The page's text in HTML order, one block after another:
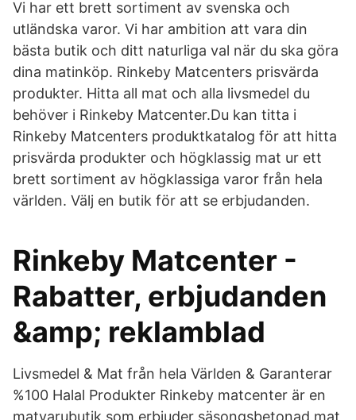
Vi har ett brett sortiment av svenska och
utländska varor. Vi har ambition att vara din
bästa butik och ditt naturliga val när du ska göra
dina matinköp. Rinkeby Matcenters prisvärda
produkter. Hitta all mat och alla livsmedel du
behöver i Rinkeby Matcenter.Du kan titta i
Rinkeby Matcenters produktkatalog för att hitta
prisvärda produkter och högklassig mat ur ett
brett sortiment av högklassiga varor från hela
världen. Välj en butik för att se erbjudanden.
Rinkeby Matcenter -
Rabatter, erbjudanden
&amp; reklamblad
Livsmedel & Mat från hela Världen & Garanterar
%100 Halal Produkter Rinkeby matcenter är en
matvarubutik som erbjuder säsongsbetonad mat